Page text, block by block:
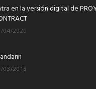
en la versión digital de
04/2020
03/2018